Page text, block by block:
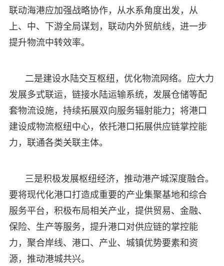
联动海港应加强战略协作，从水系角度出发，从
上、中、下游全局谋划，联动内外贸航线，进一步
提升物流中转效率。
二是建设水陆交互枢纽，优化物流网络。应大力
发展多式联运，链接水陆运输系统，发展仓储等配
套物流设施，持续拓展双向服务辐射能力；将港口
建设成物流枢纽中心，依托港口拓展供应链掌控能
力，联通各类关联主体。
三是积极发展枢纽经济，推动港产城深度融合。
要将现代化港口打造成重要的产业集聚基地和综合
服务平台，积极布局相关产业，提供贸易、金融、
保险、生产等服务，提升港口对供应链的掌控能
力，聚合岸线、港口、产业、城镇优势要素和资
源，推动港城共兴。